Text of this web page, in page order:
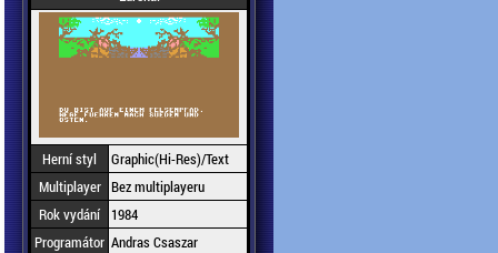
Herní styl
Graphic(Hi-Res)/Text
Multiplayer Bez multiplayeru
Rok vydání
1984
Programátor Andras Csaszar